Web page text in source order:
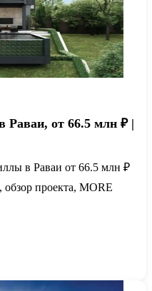
Раваи, от 66.5 млн ₽ |
в Раваи от 66.5 млн ₽
проекта, MORE